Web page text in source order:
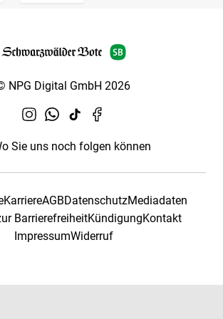
NPG Digital GmbH 2026
Sie uns noch folgen können
KarriereAGBDatenschutzMediadaten
BarrierefreiheitKündigungKontakt
ImpressumWiderruf